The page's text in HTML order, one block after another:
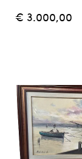
€ 3.000,00